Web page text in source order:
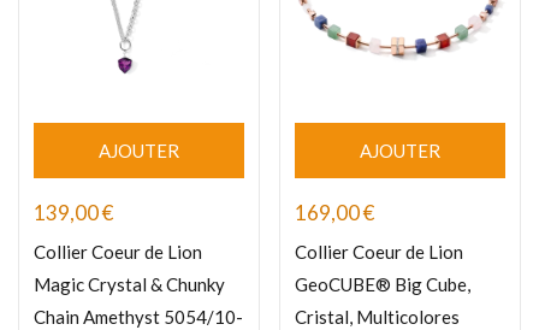
AJOUTER
139,00€
Collier Coeur de Lion
Magic Crystal & Chunky
Chain Amethyst 5054/10-
AJOUTER
169,00€
Collier Coeur de Lion
GeoCUBE® Big Cube,
Cristal, Multicolores